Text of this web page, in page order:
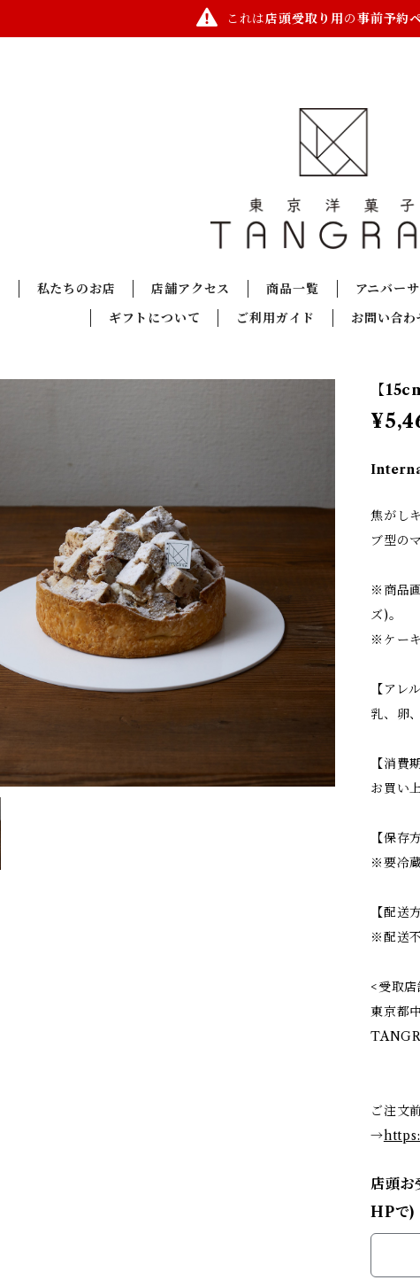
これは店頭受取り用の事前予約
私たちのお店 店舗アクセス 商品一覧 アニバー
ギフトについて
ご利用ガイド お問い合わ
【
焦がし
ブ型の
※商品
ズ)。
※ケー
【アレ
乳、卵
【消費
お買い
【保存
※要冷
【配送
※配送
<受取
東京都
ご注文
→
店頭
HPで)